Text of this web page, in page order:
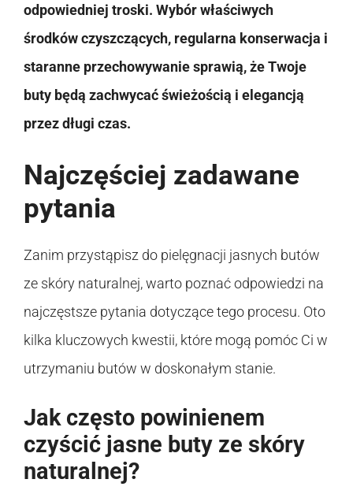
odpowiedniej troski. Wybór właściwych
środków czyszczących, regularna konserwacja i
staranne przechowywanie sprawią, że Twoje
buty będą zachwycać świeżością i elegancją
przez długi czas.
Najczęściej zadawane
pytania
Zanim przystąpisz do pielęgnacji jasnych butów
ze skóry naturalnej, warto poznać odpowiedzi na
najczęstsze pytania dotyczące tego procesu. Oto
kilka kluczowych kwestii, które mogą pomóc Ci w
utrzymaniu butów w doskonałym stanie.
Jak często powinienem
czyścić jasne buty ze skóry
naturalnej?